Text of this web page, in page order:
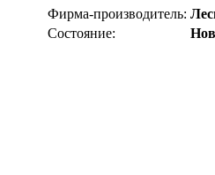
Фирма-производитель:
Состояние: